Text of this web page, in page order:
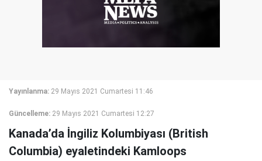
Yayınlanma: 29 Mayıs 2021 Cumartesi 11:46
Güncelleme: 29 Mayıs 2021 Cumartesi 12:27
Kanada’da İngiliz Kolumbiyası (British
Columbia) eyaletindeki Kamloops